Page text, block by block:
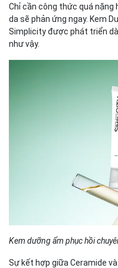
Chỉ cần công thức quá nặng
da sẽ phản ứng ngay. Kem
Simplicity được phát triển
như vậy.
Kem dưỡng ẩm phục hồi
Sự kết hợp giữa Ceramide